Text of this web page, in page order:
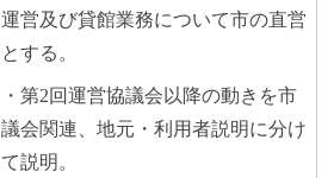
運営及び貸館業務について市の直営
とする。
・第2回運営協議会以降の動きを市
議会関連、地元・利用者説明に分け
て説明。